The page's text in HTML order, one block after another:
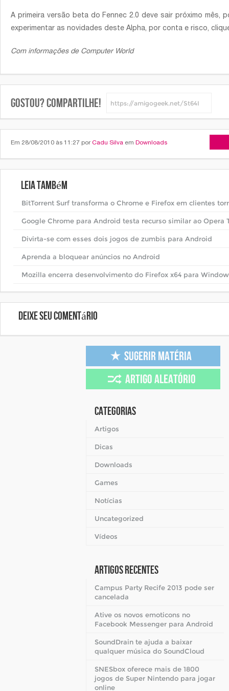
A primeira versão beta do Fennec 2.0 deve sair próximo mês,
experimentar as novidades deste Alpha, por conta e risco,
Com informações de Computer World
Gostou? Compartilhe!
Em 28/08/2010 às 11:27 por Cadu Silva em Downloads
Leia também
BitTorrent Surf transforma o Chrome e Firefox em clientes
Google Chrome para Android testa recurso similar ao Opera
Divirta-se com esses dois jogos de zumbis para Android
Aprenda a bloquear anúncios no Android
Mozilla encerra desenvolvimento do Firefox x64 para
Deixe seu comentário
Categorias
Artigos
Dicas
Downloads
Games
Notícias
Uncategorized
Vídeos
Artigos Recentes
Campus Party Recife 2013 pode ser
cancelada
Ative os novos emoticons no
Facebook Messenger para Android
SoundDrain te ajuda a baixar
qualquer música do SoundCloud
SNESbox oferece mais de 1800
jogos de Super Nintendo para jogar
online